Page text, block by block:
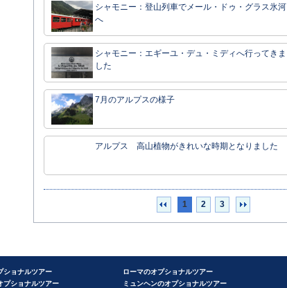
シャモニー：登山列車でメール・ドゥ・グラス氷河
へ
シャモニー：エギーユ・デュ・ミディへ行ってきま
した
7月のアルプスの様子
アルプス 高山植物がきれいな時期となりました
1 2 3
ショナルツアー
プショナルツアー
ローマのオプショナルツアー
ミュンヘンのオプショナルツアー